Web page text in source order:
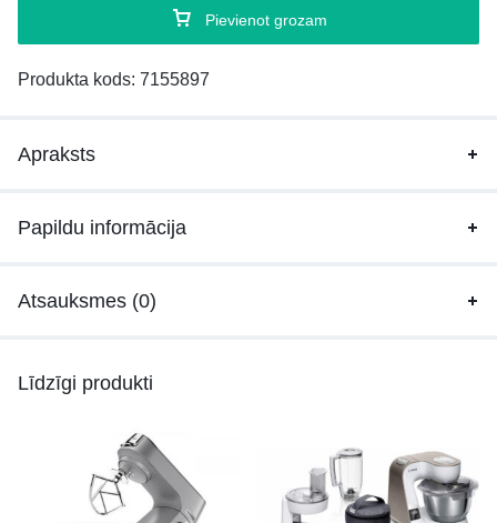
Pievienot grozam
Produkta kods: 7155897
Apraksts
Papildu informācija
Atsauksmes (0)
Līdzīgi produkti